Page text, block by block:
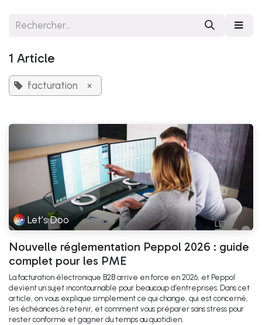
1 Article
facturation ×
Let’s Doo
Nouvelle réglementation Peppol 2026 : guide
complet pour les PME
La facturation électronique B2B arrive en force en 2026, et Peppol
devient un sujet incontournable pour beaucoup d’entreprises. Dans cet
article, on vous explique simplement ce qui change, qui est concerné,
les échéances à retenir, et comment vous préparer sans stress pour
rester conforme et gagner du temps au quotidien.